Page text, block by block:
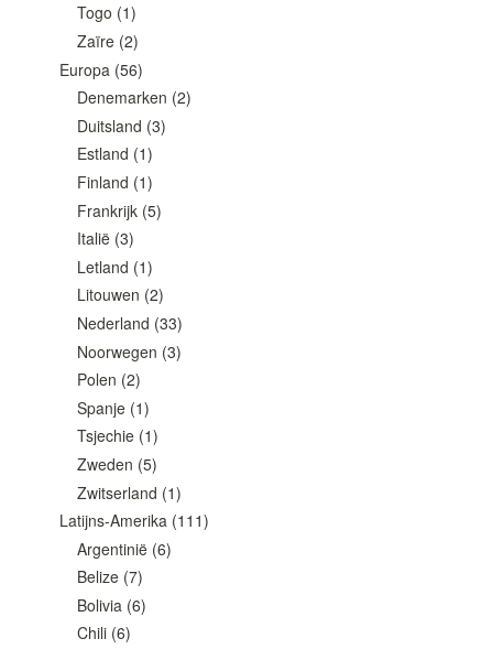
Togo (1)
Zaïre (2)
Europa (56)
Denemarken (2)
Duitsland (3)
Estland (1)
Finland (1)
Frankrijk (5)
Italië (3)
Letland (1)
Litouwen (2)
Nederland (33)
Noorwegen (3)
Polen (2)
Spanje (1)
Tsjechie (1)
Zweden (5)
Zwitserland (1)
Latijns-Amerika(111)
Argentinië (6)
Belize (7)
Bolivia (6)
Chili (6)